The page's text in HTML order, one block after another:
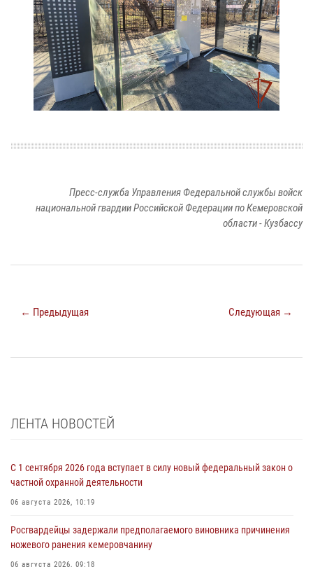
Пресс-служба Управления Федеральной службы войск
национальной гвардии Российской Федерации по Кемеровской
области - Кузбассу
← Предыдущая Следующая →
ЛЕНТА НОВОСТЕЙ
С 1 сентября 2026 года вступает в силу новый федеральный закон о
частной охранной деятельности
06 августа 2026, 10:19
Росгвардейцы задержали предполагаемого виновника причинения
ножевого ранения кемеровчанину
06 августа 2026, 09:18